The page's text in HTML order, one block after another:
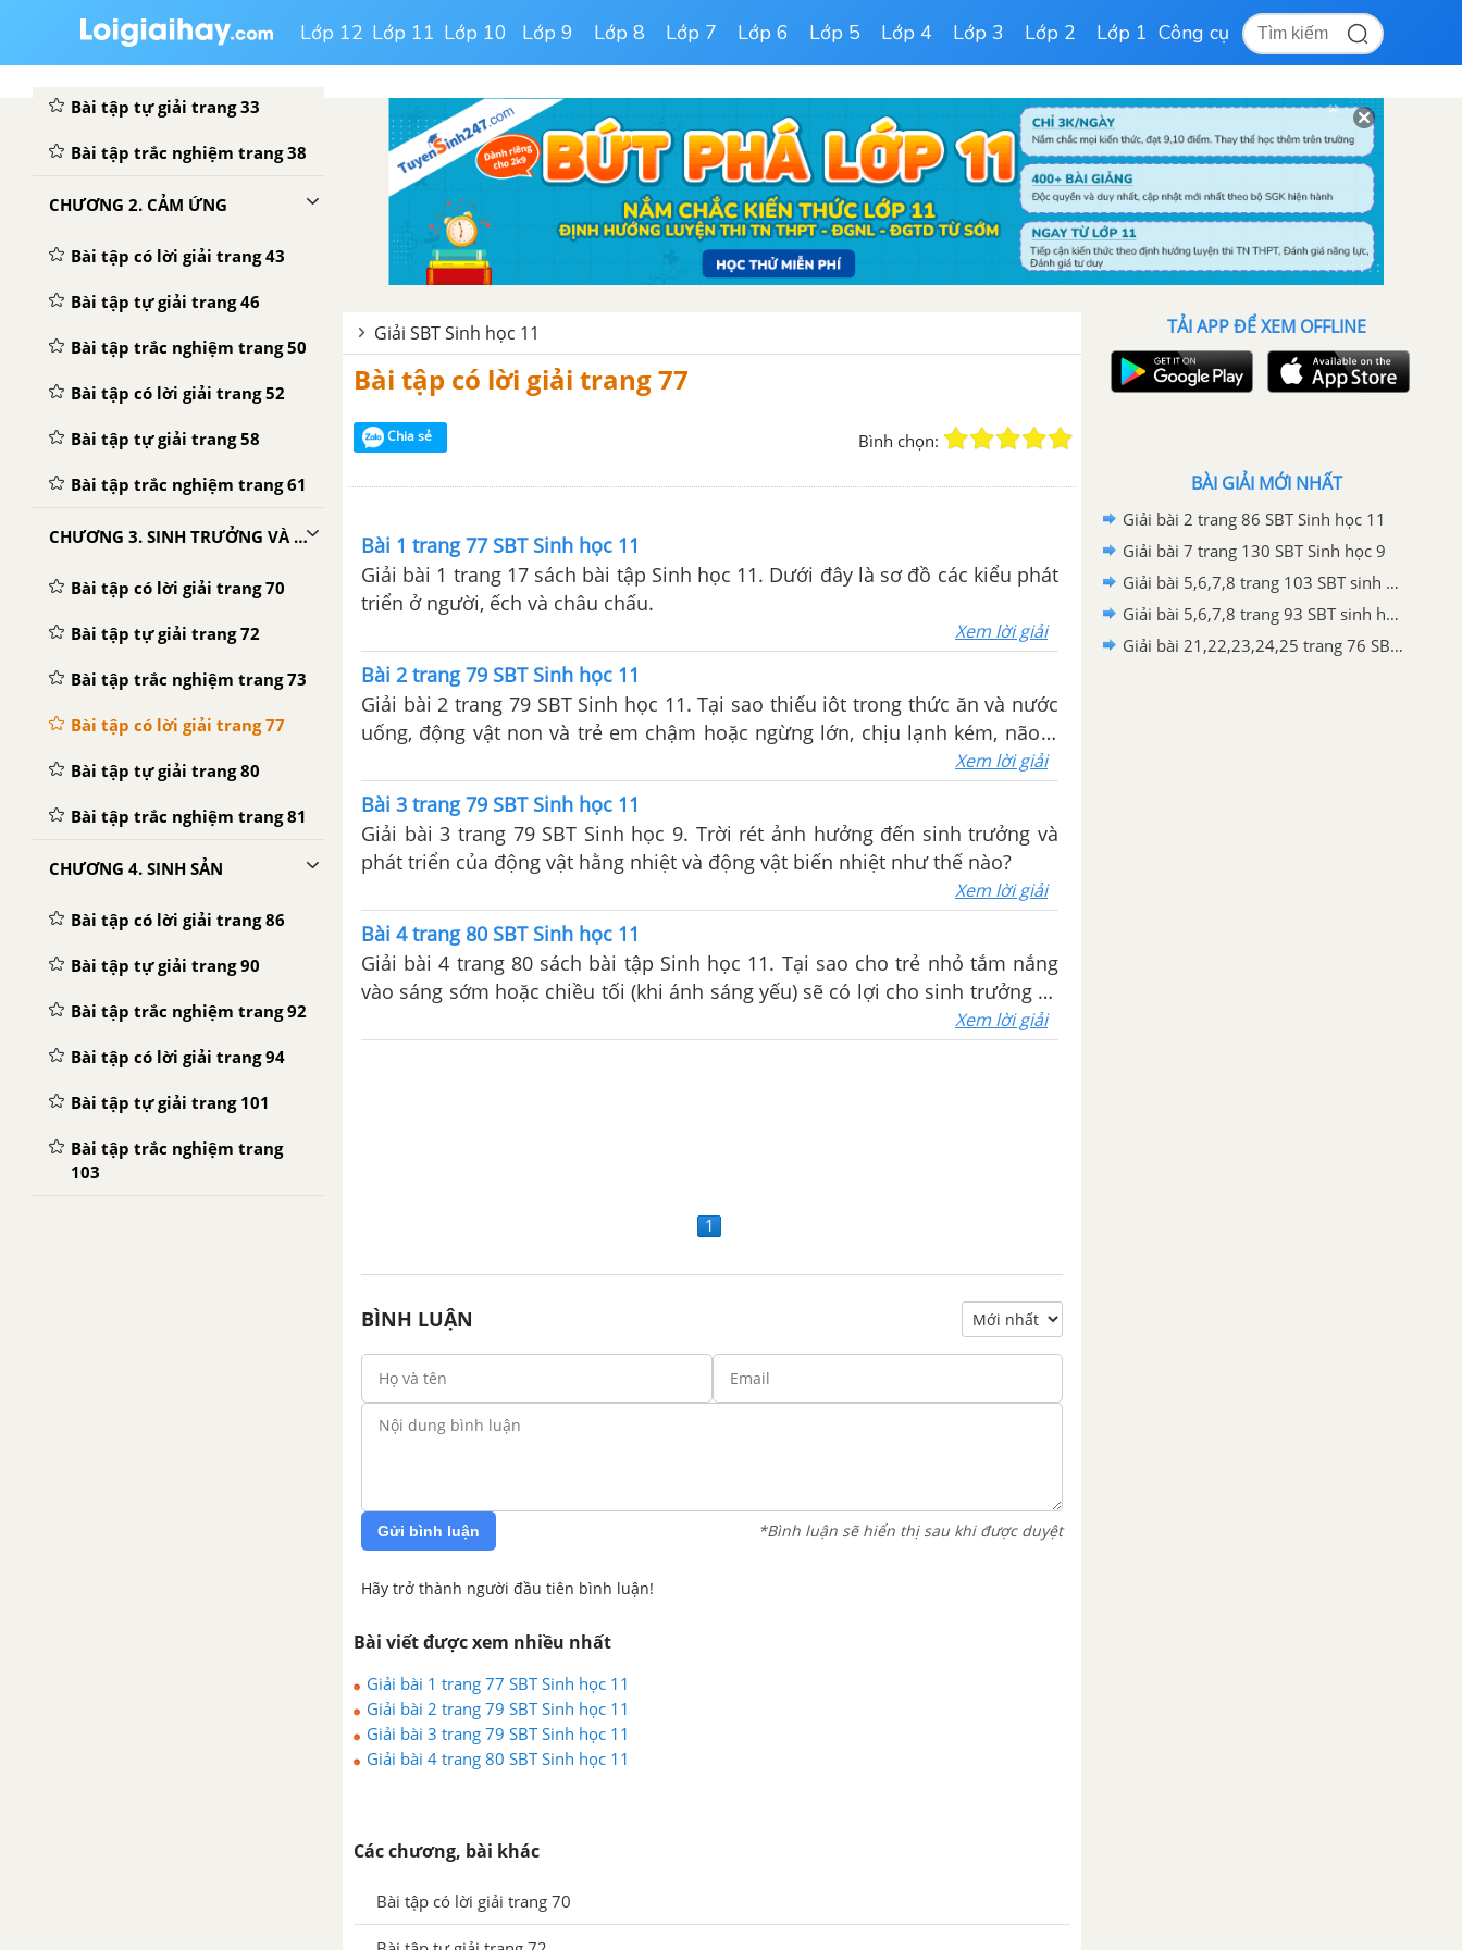
Lớp 12 Lớp 11 Lớp 10 Lớp 9 Lớp 8 Lớp 7 Lớp 6 Lớp 5 Lớp 4 Lớp 3 Lớp 2 Lớp 1 Công cụ
Bài tập trắc nghiệm trang 17
Bài tập có lời giải trang 22
Bài tập tự giải trang 33
Bài tập trắc nghiệm trang 38
CHƯƠNG 2. CẢM ỨNG
Bài tập có lời giải trang 43
Bài tập tự giải trang 46
Bài tập trắc nghiệm trang 50
Bài tập có lời giải trang 52
Bài tập tự giải trang 58
Bài tập trắc nghiệm trang 61
CHƯƠNG 3. SINH TRƯỞNG VÀ PHÁT TRIỂN
Bài tập có lời giải trang 70
Bài tập tự giải trang 72
Bài tập trắc nghiệm trang 73
Bài tập có lời giải trang 77
Bài tập tự giải trang 80
Bài tập trắc nghiệm trang 81
CHƯƠNG 4. SINH SẢN
Bài tập có lời giải trang 86
Bài tập tự giải trang 90
Bài tập trắc nghiệm trang 92
Bài tập có lời giải trang 94
Bài tập tự giải trang 101
Bài tập trắc nghiệm trang
103
Giải SBT Sinh học 11
Bài tập có lời giải trang 77
Chia sẻ Bình chọn:
Bài 1 trang 77 SBT Sinh học 11
Giải bài 1 trang 17 sách bài tập Sinh học 11. Dưới đây là sơ đồ các kiểu phát
triển ở người, ếch và châu chấu.
Xem lời giải
Bài 2 trang 79 SBT Sinh học 11
Giải bài 2 trang 79 SBT Sinh học 11. Tại sao thiếu iôt trong thức ăn và nước
uống, động vật non và trẻ em chậm hoặc ngừng lớn, chịu lạnh kém, não ít
Xem lời giải
Bài 3 trang 79 SBT Sinh học 11
Giải bài 3 trang 79 SBT Sinh học 9. Trời rét ảnh hưởng đến sinh trưởng và
phát triển của động vật hằng nhiệt và động vật biến nhiệt như thế nào?
Xem lời giải
Bài 4 trang 80 SBT Sinh học 11
Giải bài 4 trang 80 sách bài tập Sinh học 11. Tại sao cho trẻ nhỏ tắm nắng
vào sáng sớm hoặc chiều tối (khi ánh sáng yếu) sẽ có lợi cho sinh trưởng và
Xem lời giải
1
BÌNH LUẬN
Gửi bình luận *Bình luận sẽ hiển thị sau khi được duyệt
Hãy trở thành người đầu tiên bình luận!
Bài viết được xem nhiều nhất
Giải bài 1 trang 77 SBT Sinh học 11
Giải bài 2 trang 79 SBT Sinh học 11
Giải bài 3 trang 79 SBT Sinh học 11
Giải bài 4 trang 80 SBT Sinh học 11
Các chương, bài khác
Bài tập có lời giải trang 70
TẢI APP ĐỂ XEM OFFLINE
BÀI GIẢI MỚI NHẤT
Giải bài 2 trang 86 SBT Sinh học 11
Giải bài 7 trang 130 SBT Sinh học 9
Giải bài 5,6,7,8 trang 103 SBT sinh học 11
Giải bài 5,6,7,8 trang 93 SBT sinh học 11
Giải bài 21,22,23,24,25 trang 76 SBT Sinh học 11